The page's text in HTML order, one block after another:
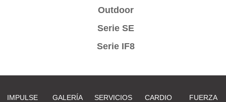
Outdoor
Serie SE
Serie IF8
FUERZA
CARDIO
SERVICIOS
GALERÍA
IMPULSE